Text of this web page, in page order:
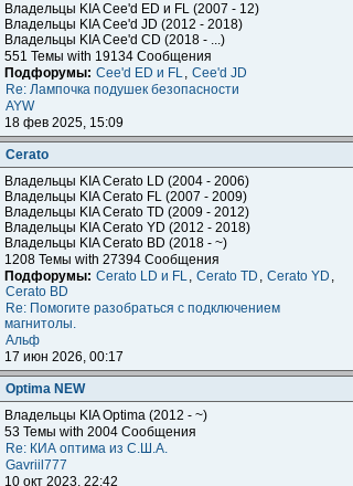
Владельцы KIA Cee'd ED и FL (2007 - 12)
Владельцы KIA Cee'd JD (2012 - 2018)
Владельцы KIA Cee'd CD (2018 - ...)
551 Темы with 19134 Сообщения
Подфорумы: Cee'd ED и FL, Cee'd JD
Re: Лампочка подушек безопасности
AYW
18 фев 2025, 15:09
Cerato
Владельцы KIA Cerato LD (2004 - 2006)
Владельцы KIA Cerato FL (2007 - 2009)
Владельцы KIA Cerato TD (2009 - 2012)
Владельцы KIA Cerato YD (2012 - 2018)
Владельцы KIA Cerato BD (2018 - ~)
1208 Темы with 27394 Сообщения
Подфорумы: Cerato LD и FL, Cerato TD , Cerato YD ,
Cerato BD
Re: Помогите разобраться с подключением
магнитолы.
Альф
17 июн 2026, 00:17
Optima NEW
Владельцы KIA Optima (2012 - ~)
53 Темы with 2004 Сообщения
Re: КИА оптима из С.Ш.А.
Gavriil777
10 окт 2023, 22:42